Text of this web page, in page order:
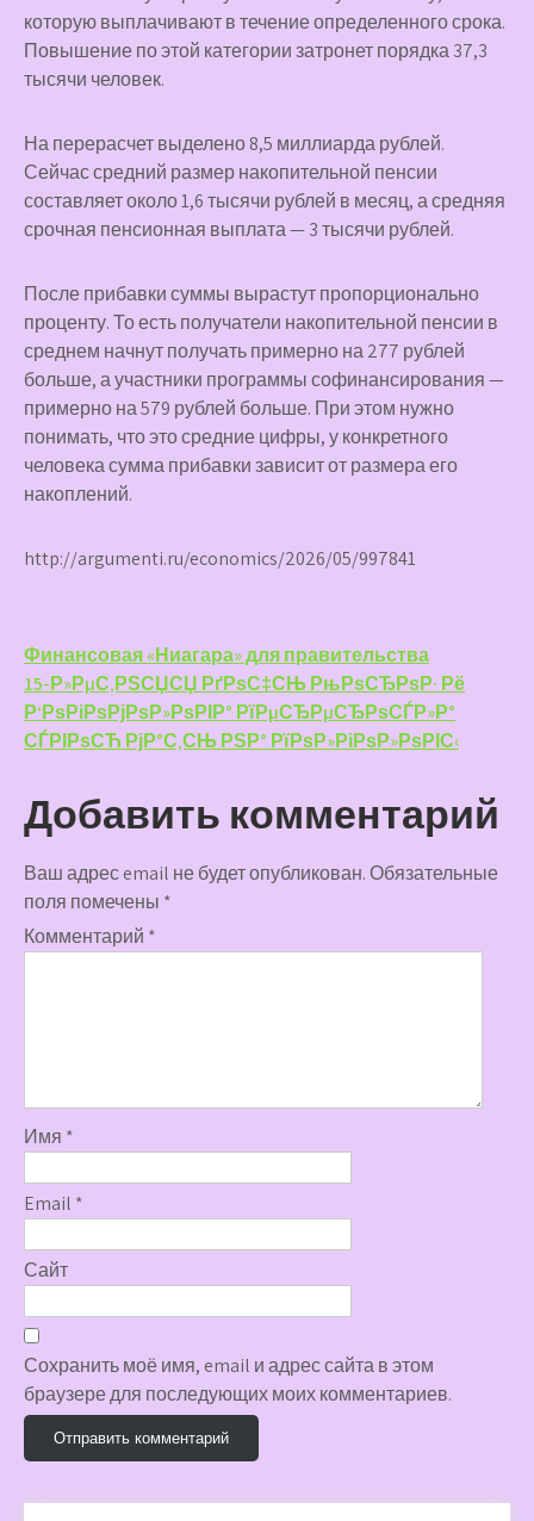
которую выплачивают в течение определенного срока.
Повышение по этой категории затронет порядка 37,3
тысячи человек.
На перерасчет выделено 8,5 миллиарда рублей.
Сейчас средний размер накопительной пенсии
составляет около 1,6 тысячи рублей в месяц, а средняя
срочная пенсионная выплата — 3 тысячи рублей.
После прибавки суммы вырастут пропорционально
проценту. То есть получатели накопительной пенсии в
среднем начнут получать примерно на 277 рублей
больше, а участники программы софинансирования —
примерно на 579 рублей больше. При этом нужно
понимать, что это средние цифры, у конкретного
человека сумма прибавки зависит от размера его
накоплений.
http://argumenti.ru/economics/2026/05/997841
Навигация
по
записям
Финансовая «Ниагара» для правительства
15-Р»РµС‚РЅСЏСЏ РґРѕС‡СЊ РњРѕСЂРѕР· Рё
Р‘РѕРіРѕРјРѕР»РѕРІР° РїРµСЂРµСЂРѕСЃР»Р°
СЃРІРѕСЋ РјР°С‚СЊ РЅР° РїРѕР»РіРѕР»РѕРІС‹
Добавить комментарий
Ваш адрес email не будет опубликован.Обязательные
поля помечены *
Комментарий *
Имя *
Email *
Сайт
Сохранить моё имя, email и адрес сайта в этом
браузере для последующих моих комментариев.